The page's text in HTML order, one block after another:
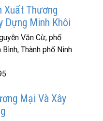
Xuất Thương
Dựng Minh Khôi
Văn Cừ, phố
Thành phố Ninh
Mại Và Xây